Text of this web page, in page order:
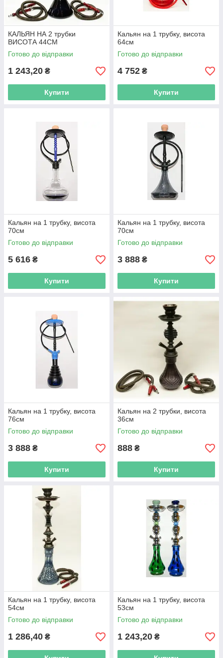
КАЛЬЯН НА 2 трубки
ВИСОТА 44СМ
Готово до відправки
1 243,20 ₴
Купити
Кальян на 1 трубку, висота
64см
Готово до відправки
4 752 ₴
Купити
Кальян на 1 трубку, висота
70см
Готово до відправки
5 616 ₴
Купити
Кальян на 1 трубку, висота
70см
Готово до відправки
3 888 ₴
Купити
Кальян на 1 трубку, висота
76см
Готово до відправки
3 888 ₴
Купити
Кальян на 2 трубки, висота
36см
Готово до відправки
888 ₴
Купити
Кальян на 1 трубку, висота
54см
Готово до відправки
1 286,40 ₴
Кальян на 1 трубку, висота
53см
Готово до відправки
1 243,20 ₴